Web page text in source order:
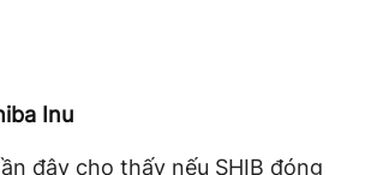
Inu
đây cho thấy nếu SHIB đóng